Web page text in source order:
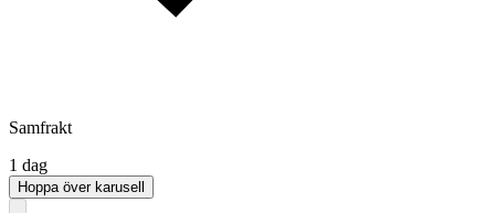
Samfrakt
1 dag
Hoppa över karusell